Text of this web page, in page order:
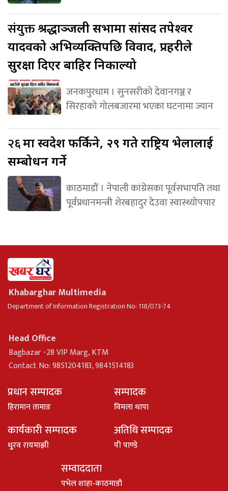
संयुक्तश्रद्धाञ्जली सभामा सांसद तपेश्वर
यादवको अभिव्यक्तिपछि विवाद, प्रहरीले
सुरक्षा दिएर बाहिर निकाल्यो
जनकपुरधाम । सुनसरीको देवानगञ्ज र
सिरहाको गोलबजारमा भएका घटनामा ज्यान
२६मा स्वदेश फर्किने, २९ गते राष्ट्रिय भेलालाई
सम्बोधन गर्ने
काठमाडौं । नेपाली कांग्रेसका पूर्वसभापति तथा
पूर्वप्रधानमन्त्री शेरबहादुर देउवा स्वास्थ्योपचार
Khabarghar Multimedia
Department of Information Registration No: 118/073-74
Head Office
Bagbazar -28 VIP Marg, KTM
Contact No: 9851204183, 9841514183
प्रधान सम्पादक
हिरामान तामाङ
सम्पादक
विमला थापा
कार्यकारी सम्पादक
धु्रव रायमाझी
अतिथि सम्पादक
पी पाण्डे
सम्वाददाता
पभेल शाहा-काठमाडौ